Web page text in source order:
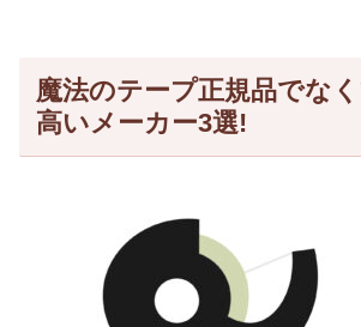
魔法のテープ正規品でな
高いメーカー3選!